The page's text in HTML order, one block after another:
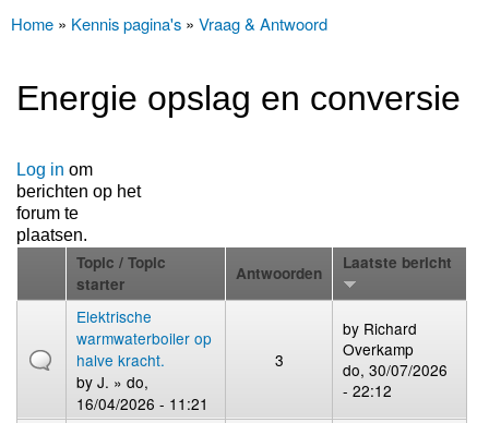
U bent hier
Home » Kennis pagina's » Vraag & Antwoord
Energie opslag en conversie
Log in om
berichten op het
forum te
plaatsen.
Topic / Topic
starter
Antwoorden
Laatste bericht
Elektrische
warmwaterboiler op
halve kracht.
by J. » do,
16/04/2026 - 11:21
3
by Richard
Overkamp
do, 30/07/2026
- 22:12